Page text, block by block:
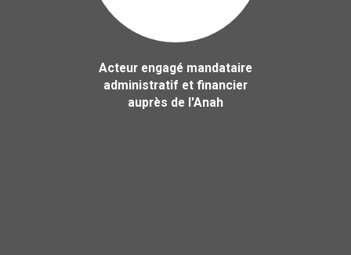
Acteur engagé mandataire
administratif et financier
auprès de l'Anah